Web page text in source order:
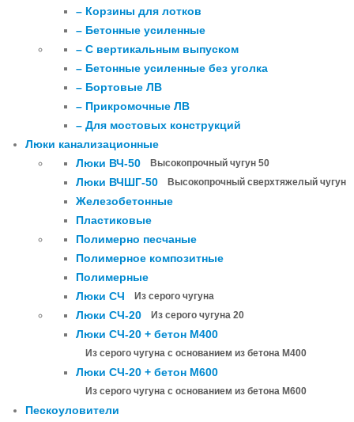
– Корзины для лотков
– Бетонные усиленные
– С вертикальным выпуском
– Бетонные усиленные без уголка
– Бортовые ЛВ
– Прикромочные ЛВ
– Для мостовых конструкций
Люки канализационные
Люки ВЧ-50
Высокопрочный чугун 50
Люки ВЧШГ-50 Высокопрочный сверхтяжелый чугун
Железобетонные
Пластиковые
Полимерно песчаные
Полимерное композитные
Полимерные
Люки СЧ
Из серого чугуна
Люки СЧ-20 Из серого чугуна 20
Люки СЧ-20 + бетон М400
Из серого чугуна с основанием из бетона М400
Люки СЧ-20 + бетон М600
Из серого чугуна с основанием из бетона М600
Пескоуловители